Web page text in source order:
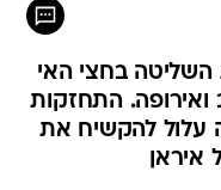
השליטה בחצי האי
התחזקות
עלול להקשיח את
איראן